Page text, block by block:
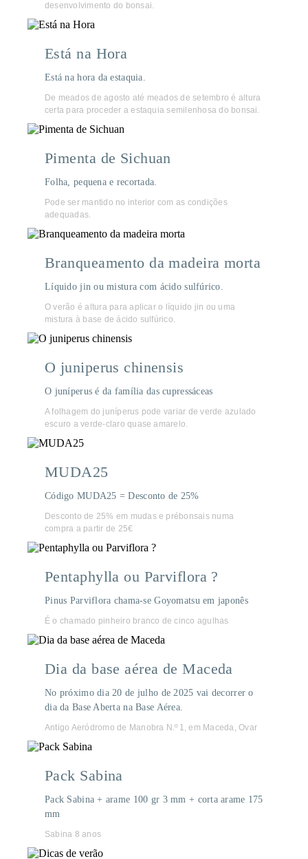
desenvolvimento do bonsai.
Está na Hora
Está na hora da estaquia.
De meados de agosto até meados de setembro é altura
certa para proceder a estaquia semilenhosa do bonsai.
Pimenta de Sichuan
Folha, pequena e recortada.
Pode ser mantido no interior com as condições
adequadas.
Branqueamento da madeira morta
Líquido jin ou mistura com ácido sulfúrico.
O verão é altura para aplicar o líquido jin ou uma
mistura à base de ácido sulfúrico.
O juniperus chinensis
O juníperus é da família das cupressáceas
A folhagem do juníperus pode variar de verde azulado
escuro a verde-claro quase amarelo.
MUDA25
Código MUDA25 = Desconto de 25%
Desconto de 25% em mudas e prébonsais numa
compra a partir de 25€
Pentaphylla ou Parviflora ?
Pinus Parviflora chama-se Goyomatsu em japonês
É o chamado pinheiro branco de cinco agulhas
Dia da base aérea de Maceda
No próximo dia 20 de julho de 2025 vai decorrer o
dia da Base Aberta na Base Aérea.
Antigo Aeródromo de Manobra N.º 1, em Maceda, Ovar
Pack Sabina
Pack Sabina + arame 100 gr 3 mm + corta arame 175
mm
Sabina 8 anos